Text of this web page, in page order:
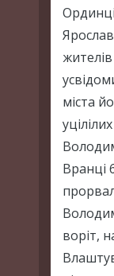
міста
Вранці
воріт,